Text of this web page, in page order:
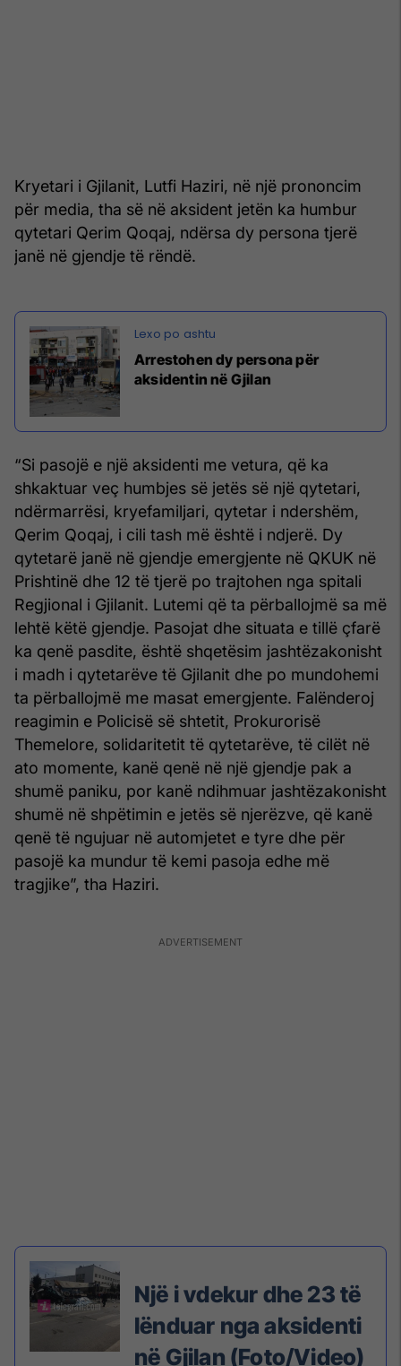
Kryetari i Gjilanit, Lutfi Haziri, në një prononcim
për media, tha së në aksident jetën ka humbur
qytetari Qerim Qoqaj, ndërsa dy persona tjerë
janë në gjendje të rëndë.
Arrestohen dy persona për
aksidentin në Gjilan
“Si pasojë e një aksidenti me vetura, që ka
shkaktuar veç humbjes së jetës së një qytetari,
ndërmarrësi, kryefamiljari, qytetar i ndershëm,
Qerim Qoqaj, i cili tash më është i ndjerë. Dy
qytetarë janë në gjendje emergjente në QKUK në
Prishtinë dhe 12 të tjerë po trajtohen nga spitali
Regjional i Gjilanit. Lutemi që ta përballojmë sa më
lehtë këtë gjendje. Pasojat dhe situata e tillë çfarë
ka qenë pasdite, është shqetësim jashtëzakonisht
i madh i qytetarëve të Gjilanit dhe po mundohemi
ta përballojmë me masat emergjente. Falënderoj
reagimin e Policisë së shtetit, Prokurorisë
Themelore, solidaritetit të qytetarëve, të cilët në
ato momente, kanë qenë në një gjendje pak a
shumë paniku, por kanë ndihmuar jashtëzakonisht
shumë në shpëtimin e jetës së njerëzve, që kanë
qenë të ngujuar në automjetet e tyre dhe për
pasojë ka mundur të kemi pasoja edhe më
tragjike”, tha Haziri.
Një i vdekur dhe 23 të
lënduar nga aksidenti
në Gjilan (Foto/Video)